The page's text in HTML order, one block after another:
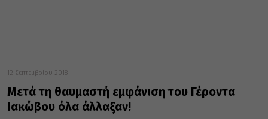
12 Σεπτεμβρίου 2018
Μετά τη θαυμαστή εμφάνιση του Γέροντα
Ιακώβου όλα άλλαξαν!